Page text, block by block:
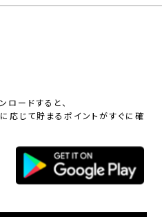
ードすると、
応じて貯まるポイントがすぐに確